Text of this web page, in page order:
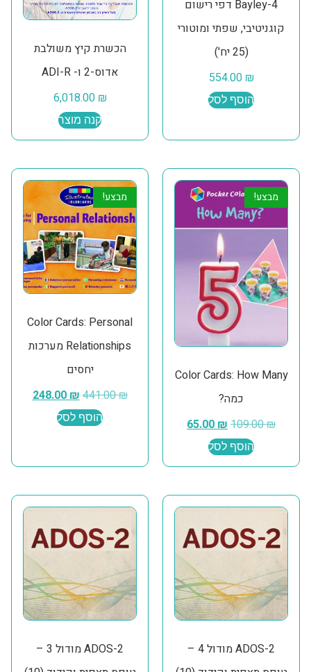
Bayley-4 דפי רישום
קוגניטיבי, שפתי ומוטורי
(25 יח')
554.00 ₪
הוסף לסל
הכשרת קיץ משולבת
אדוס-2 ו- ADI-R
6,018.00 ₪
קנה מוצר
מבצע!
Color Cards: How Many
כמה?
109.00₪
65.00 ₪
הוסף לסל
מבצע!
Color Cards: Personal
Relationships מערכות
יחסים
441.00₪
248.00₪
הוסף לסל
ADOS-2 מודול 4 –
ADOS-2 מודול 3 –